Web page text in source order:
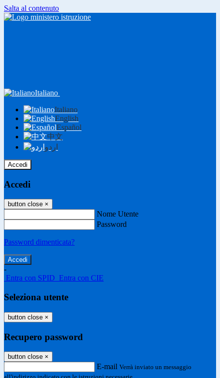
Salta al contenuto
Italiano
Italiano
English
Español
中文
اردو
Accedi
Accedi
button close ×
Nome Utente
Password
Password dimenticata?
-
Entra con SPID Entra con CIE
Seleziona utente
button close ×
Recupero password
button close ×
E-mail Verrà inviato un messaggio